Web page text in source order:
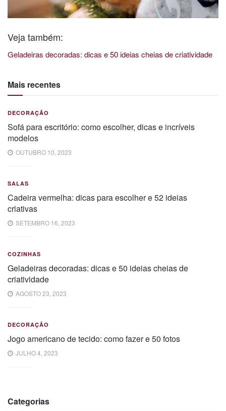
Veja também:
Geladeiras decoradas: dicas e 50 ideias cheias de criatividade
Mais recentes
DECORAÇÃO
Sofá para escritório: como escolher, dicas e incríveis
modelos
OUTUBRO 10, 2023
SALAS
Cadeira vermelha: dicas para escolher e 52 ideias
criativas
SETEMBRO 16, 2023
COZINHAS
Geladeiras decoradas: dicas e 50 ideias cheias de
criatividade
AGOSTO 23, 2023
DECORAÇÃO
Jogo americano de tecido: como fazer e 50 fotos
JULHO 4, 2023
Categorias